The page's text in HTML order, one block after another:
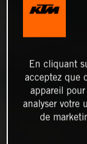
En cliquant
acceptez que
appareil
analyser votre
de